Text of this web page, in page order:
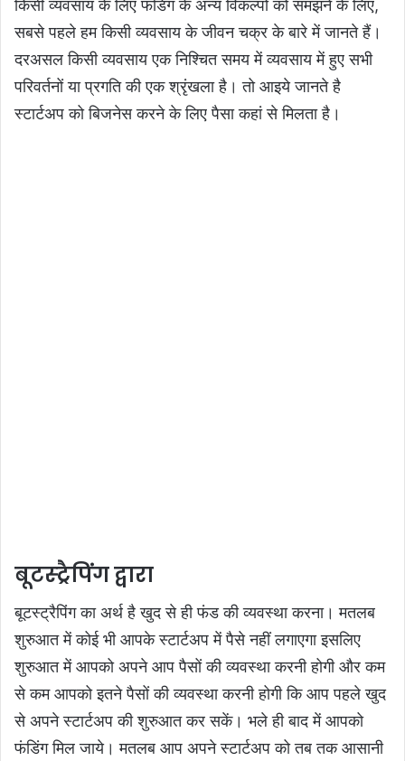
किसी व्यवसाय के लिए फंडिंग के अन्य विकल्पों को समझने के लिए,
सबसे पहले हम किसी व्यवसाय के जीवन चक्र के बारे में जानते हैं।
दरअसल किसी व्यवसाय एक निश्चित समय में व्यवसाय में हुए सभी
परिवर्तनों या प्रगति की एक श्रृंखला है। तो आइये जानते है
स्टार्टअप को बिजनेस करने के लिए पैसा कहां से मिलता है।
बूटस्ट्रैपिंग द्वारा
बूटस्ट्रैपिंग का अर्थ है खुद से ही फंड की व्यवस्था करना। मतलब
शुरुआत में कोई भी आपके स्टार्टअप में पैसे नहीं लगाएगा इसलिए
शुरुआत में आपको अपने आप पैसों की व्यवस्था करनी होगी और कम
से कम आपको इतने पैसों की व्यवस्था करनी होगी कि आप पहले खुद
से अपने स्टार्टअप की शुरुआत कर सकें। भले ही बाद में आपको
फंडिंग मिल जाये। मतलब आप अपने स्टार्टअप को तब तक आसानी